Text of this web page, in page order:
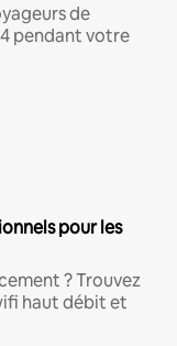
de
pendant votre
pour les
? Trouvez
haut débit et